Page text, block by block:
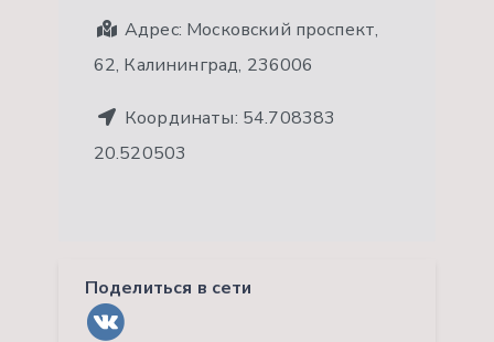
Адрес: Московский проспект,
62, Калининград, 236006
Координаты: 54.708383
20.520503
Поделиться в сети